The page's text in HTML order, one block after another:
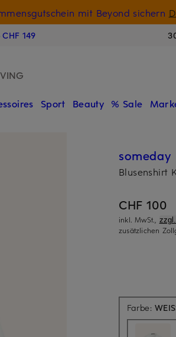
mit Beyond sichern
149
Sport Beauty % Sale
someday
Blusenshirt
CHF 100
inkl. MwSt.,
zusätzlichen
Farbe: